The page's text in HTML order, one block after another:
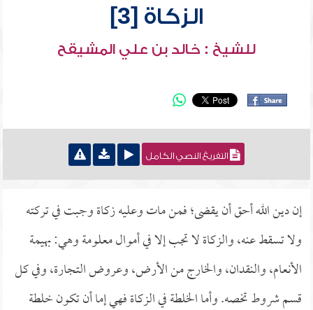
الزكاة [3]
للشيخ : خالد بن علي المشيقح
التفريغ النصي الكامل
إن دين الله أحق أن يقضى؛ فمن مات وعليه زكاة وجبت في تركته
ولا تسقط عنه، والزكاة لا تجب إلا في أموال معلومة وهي: بهيمة
الأنعام، والنقدان، والخارج من الأرض، وعروض التجارة، وفي كل
قسم شروط تخصه. وأما الخلطة في الزكاة فهي إما أن تكون خلطة